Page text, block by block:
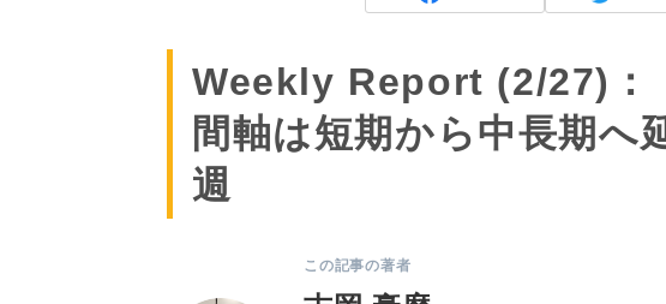
Weekly Report (2/27)：
間軸は短期から中長期へ
週
この記事の著者